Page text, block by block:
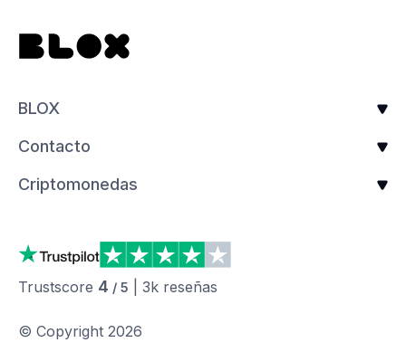
BLOX
Contacto
Criptomonedas
Trustscore 4 / 5 3k reseñas
© Copyright 2026